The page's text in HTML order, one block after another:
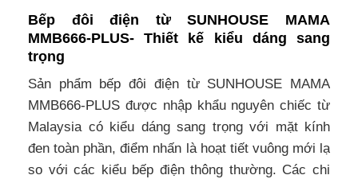
Bếp đôi điện từ SUNHOUSE MAMA
MMB666-PLUS- Thiết kế kiểu dáng sang
trọng
Sản phẩm bếp đôi điện từ SUNHOUSE MAMA
MMB666-PLUS được nhập khẩu nguyên chiếc từ
Malaysia có kiểu dáng sang trọng với mặt kính
đen toàn phần, điểm nhấn là hoạt tiết vuông mới lạ
so với các kiểu bếp điện thông thường. Các chi